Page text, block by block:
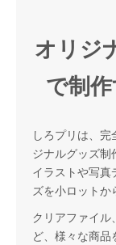
オリジ
で制
しろプリは、
ジナルグッズ制
イラストや写真
ズを小ロットか
クリアファイル
ど、様々な商